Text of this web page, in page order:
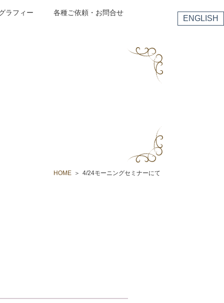
ラフィー 各種ご依頼・お問合せ
ENGLISH
HOME 4/24モーニングセミナーにて